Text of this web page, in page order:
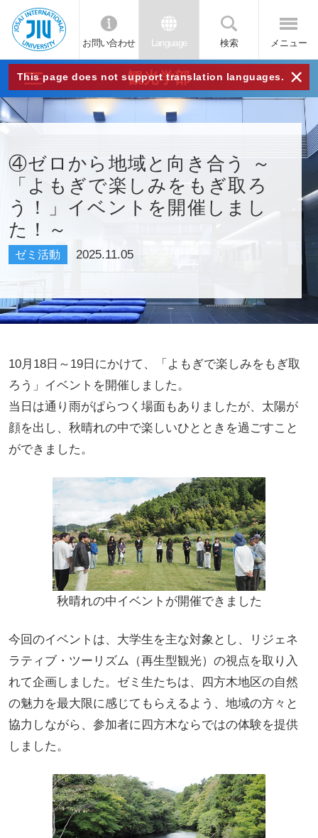
JIU
城西
国際
大学
お問い合わせ Language 検索 メニュー
This page does not support translation languages. ×
観光学部
④ゼロから地域と向き合う ～
「よもぎで楽しみをもぎ取ろ
う！」イベントを開催しまし
た！～
ゼミ活動 2025.11.05
10月18日～19日にかけて、「よもぎで楽しみをもぎ取
ろう」イベントを開催しました。
当日は通り雨がぱらつく場面もありましたが、太陽が
顔を出し、秋晴れの中で楽しいひとときを過ごすこと
ができました。
秋晴れの中イベントが開催できました
今回のイベントは、大学生を主な対象とし、リジェネ
ラティブ・ツーリズム（再生型観光）の視点を取り入
れて企画しました。ゼミ生たちは、四方木地区の自然
の魅力を最大限に感じてもらえるよう、地域の方々と
協力しながら、参加者に四方木ならではの体験を提供
しました。